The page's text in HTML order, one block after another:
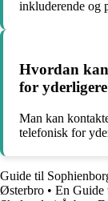
inkluderende og
Hvordan
for
Man kan
telefonisk for
Guide til
Østerbro • En Guide